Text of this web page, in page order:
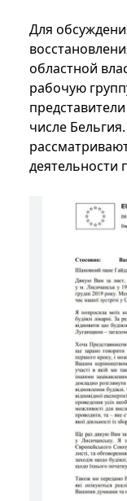
Для
областной
рабочую
числе
деятельности